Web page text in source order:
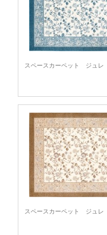
スペースカーペット ジュレ
スペースカーペット ジュレ